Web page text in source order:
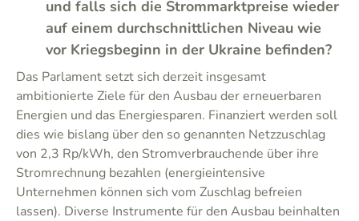
und falls sich die Strommarktpreise wieder
auf einem durchschnittlichen Niveau wie
vor Kriegsbeginn in der Ukraine befinden?
Das Parlament setzt sich derzeit insgesamt
ambitionierte Ziele für den Ausbau der erneuerbaren
Energien und das Energiesparen. Finanziert werden soll
dies wie bislang über den so genannten Netzzuschlag
von 2,3 Rp/kWh, den Stromverbrauchende über ihre
Stromrechnung bezahlen (energieintensive
Unternehmen können sich vom Zuschlag befreien
lassen). Diverse Instrumente für den Ausbau beinhalten